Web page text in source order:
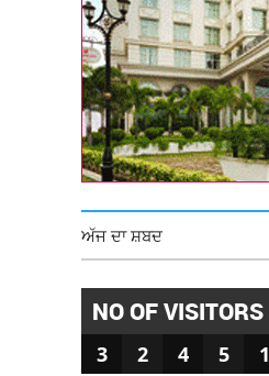
ਅੱਜ ਦਾ ਸ਼ਬਦ
NO OF VISITORS
3 2 4 5 1